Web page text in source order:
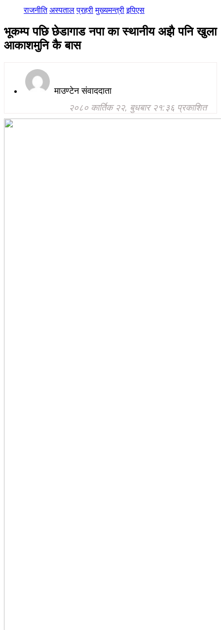
राजनीति अस्पताल प्रहरी मुख्यमन्त्री इपिएस
भूकम्प पछि छेडागाड नपा का स्थानीय अझै पनि खुला
आकाशमुनि कै बास
माउण्टेन संवाददाता
२०८० कार्तिक २२, बुधबार २१:३६ प्रकाशित